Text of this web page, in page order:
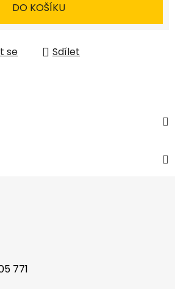
DO KOŠÍKU
se Sdílet
771